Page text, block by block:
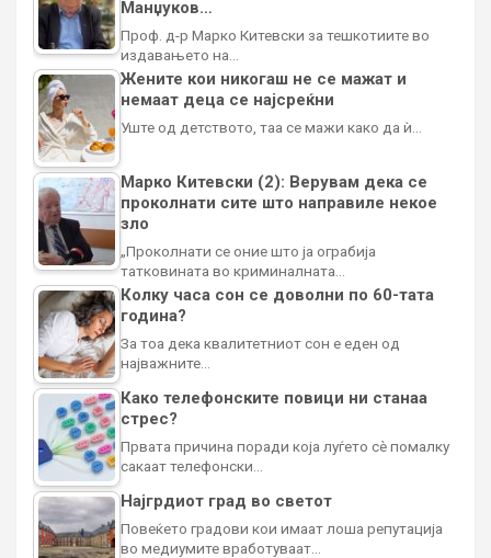
Манџуков…
Проф. д-р Марко Китевски за тешкотиите во
издавањето на…
Жените кои никогаш не се мажат и
немаат деца се најсреќни
Уште од детството, таа се мажи како да ѝ…
Марко Китевски (2): Верувам дека се
проколнати сите што направиле некое
зло
„Проколнати се оние што ја ограбија
татковината во криминалната…
Колку часа сон се доволни по 60-тата
година?
За тоа дека квалитетниот сон е еден од
најважните…
Како телефонските повици ни станаа
стрес?
Првата причина поради која луѓето сè помалку
сакаат телефонски…
Најгрдиот град во светот
Повеќето градови кои имаат лоша репутација
во медиумите вработуваат…